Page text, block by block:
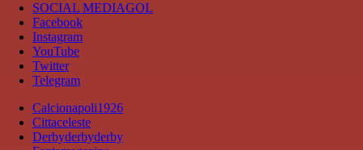
SOCIAL MEDIAGOL
Facebook
Instagram
YouTube
Twitter
Telegram
Calcionapoli1926
Cittaceleste
Derbyderbyderby